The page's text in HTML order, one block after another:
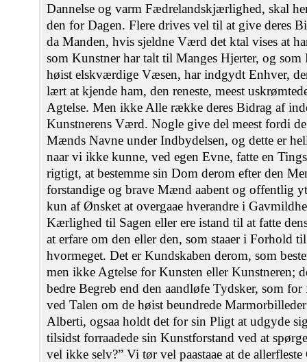
Dannelse og varm Fædrelandskjærlighed, skal
den for Dagen. Flere drives vel til at give deres
da Manden, hvis sjeldne Værd det ktal vises at
som Kunstner har talt til Manges Hjerter, og
høist elskværdige Væsen, har indgydt Enhver,
lært at kjende ham, den reneste, meest
Agtelse. Men ikke Alle række deres Bidrag af
Kunstnerens Værd. Nogle give del meest fordi
Mænds Navne under Indbydelsen, og dette er
naar vi ikke kunne, ved egen Evne, fatte en
rigtigt, at bestemme sin Dom derom efter den
forstandige og brave Mænd aabent og offentlig
kun af Ønsket at overgaae hverandre i
Kærlighed til Sagen eller ere istand til at fatte
at erfare om den eller den, som staaer i Forhold
hvormeget. Det er Kundskaben derom, som
men ikke Agtelse for Kunsten eller Kunstneren;
bedre Begreb end den aandløfe Tydsker, som
ved Talen om de høist beundrede
Alberti, ogsaa holdt det for sin Pligt at udgyde
tilsidst forraadede sin Kunstforstand ved at
vel ikke selv?” Vi tør vel paastaae at de allerfleste